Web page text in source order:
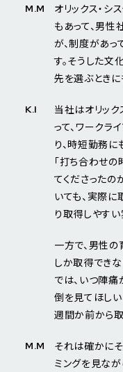
M.M
オリックス・
もあって、男
が、制度があ
す。そうした文
先を選ぶときに
K.I
当社はオリッ
って、ワークラ
り、時短勤務
「打ち合わせ
てくださった
いても、実際に
り取得しやすい
一方で、男性
しか取得でき
では、いつ陣
倒を見てほしい
週間か前から取
M.M
それは確かに
ミングを見な